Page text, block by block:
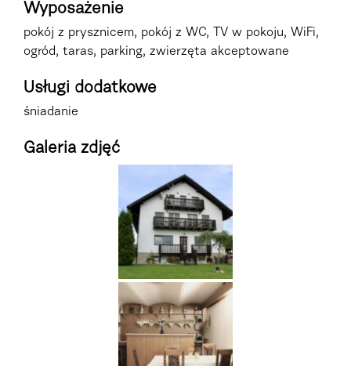
Wyposażenie
pokój z prysznicem, pokój z WC, TV w pokoju, WiFi,
ogród, taras, parking, zwierzęta akceptowane
Usługi dodatkowe
śniadanie
Galeria zdjęć